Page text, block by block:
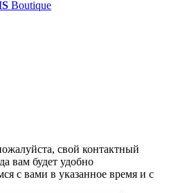
Boutique
свой контактный
вам будет удобно
с вами в указанное время и с